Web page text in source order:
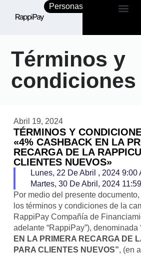
Personas Empresas
Términos y
condiciones
Abril 19, 2024
TÉRMINOS Y
«4% CASHBACK EN LA
RECARGA DE LA
CLIENTES NUEVOS»
Lunes, 22 De Abril , 2024 9:00
Martes, 30 De Abril, 2024
Por medio del presente
los términos y condiciones de la
RappiPay Compañía de
adelante “RappiPay”), denominada
EN LA PRIMERA RECARGA DE
PARA CLIENTES NUEVOS”, (en